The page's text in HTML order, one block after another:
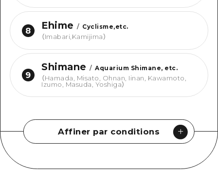
8 Ehime / Cyclisme,etc.
（Imabari,Kamijima）
9
Shimane / Aquarium Shimane, etc.
（Hamada, Misato, Ohnan, Iinan, Kawamoto,
Izumo, Masuda, Yoshiga）
Affiner par conditions
Rechercher par type